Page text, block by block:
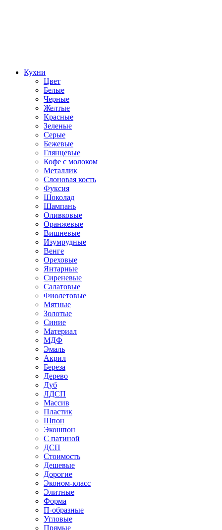
Кухни
Цвет
Белые
Черные
Желтые
Красные
Зеленые
Серые
Бежевые
Глянцевые
Кофе с молоком
Металлик
Слоновая кость
Фуксия
Шоколад
Шампань
Оливковые
Оранжевые
Вишневые
Изумрудные
Венге
Ореховые
Янтарные
Сиреневые
Салатовые
Фиолетовые
Мятные
Золотые
Синие
Материал
МДФ
Эмаль
Акрил
Береза
Дерево
Дуб
ЛДСП
Массив
Пластик
Шпон
Экошпон
С патиной
ДСП
Стоимость
Дешевые
Дорогие
Эконом-класс
Элитные
Форма
П-образные
Угловые
Прямые